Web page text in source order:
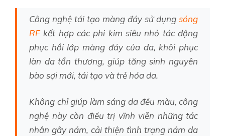
Công nghệ tái tạo màng đáy sử dụng sóng
RFkết hợp các phi kim siêu nhỏ tác động
phục hồi lớp màng đáy của da, khôi phục
làn da tổn thương, giúp tăng sinh nguyên
bào sợi mới, tái tạo và trẻ hóa da.
Không chỉ giúp làm sáng da đều màu, công
nghệ này còn điều trị vĩnh viễn những tác
nhân gây nám, cải thiện tình trạng nám da